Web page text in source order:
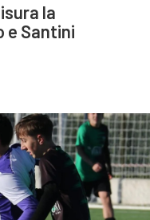
la
e Santini